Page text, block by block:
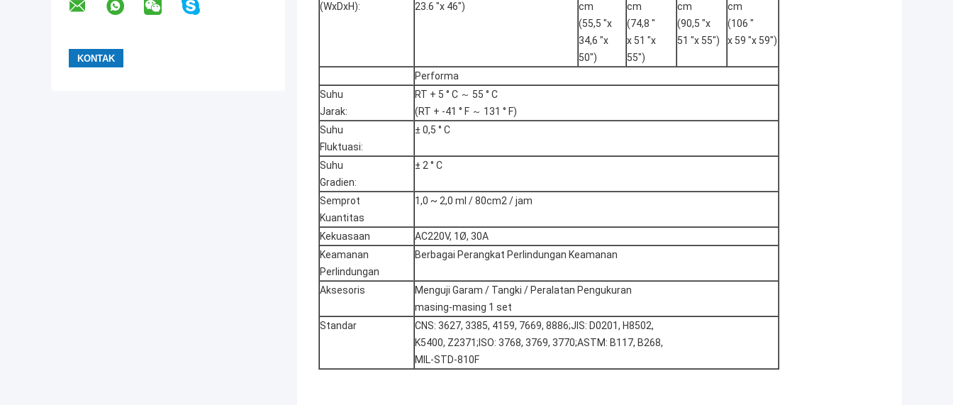
(WxDxH):
23.6 "x 46")
cm
(55,5 "x
34,6 "x
50")
cm
(74,8 "
x 51 "x
55")
cm
(90,5 "x
51 "x 55")
cm
(106 "
x 59 "x 59")
Performa
Suhu
Jarak:
RT + 5 ° C ～ 55 ° C
(RT + -41 ° F ～ 131 ° F)
Suhu
Fluktuasi:
± 0,5 ° C
Suhu
Gradien:
± 2 ° C
Semprot
Kuantitas
1,0 ~ 2,0 ml / 80cm2 / jam
Kekuasaan
AC220V, 1Ø, 30A
Keamanan
Perlindungan
Berbagai Perangkat Perlindungan Keamanan
Aksesoris
Menguji Garam / Tangki / Peralatan Pengukuran
masing-masing 1 set
Standar
CNS: 3627, 3385, 4159, 7669, 8886;JIS: D0201, H8502,
K5400, Z2371;ISO: 3768, 3769, 3770;ASTM: B117, B268,
MIL-STD-810F